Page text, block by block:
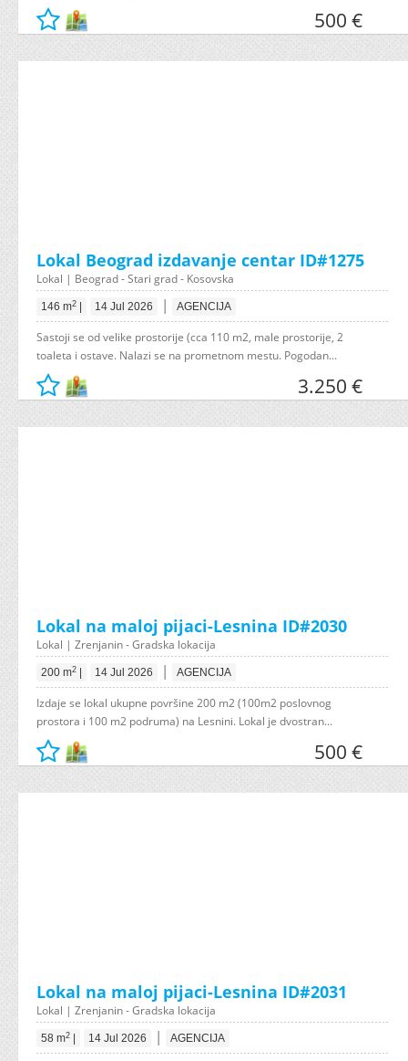
500 €
Lokal Beograd izdavanje centar ID#1275
Lokal | Beograd - Stari grad - Kosovska
146 m2 14 Jul 2026 | AGENCIJA
Sastoji se od velike prostorije (cca 110 m2, male prostorije, 2
toaleta i ostave. Nalazi se na prometnom mestu. Pogodan...
3.250 €
Lokal na maloj pijaci-Lesnina ID#2030
Lokal | Zrenjanin - Gradska lokacija
200 m2 14 Jul 2026 | AGENCIJA
Izdaje se lokal ukupne površine 200 m2 (100m2 poslovnog
prostora i 100 m2 podruma) na Lesnini. Lokal je dvostran...
500 €
Lokal na maloj pijaci-Lesnina ID#2031
Lokal | Zrenjanin - Gradska lokacija
58 m2 14 Jul 2026 | AGENCIJA